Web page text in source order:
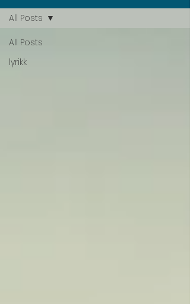
All Posts
lyrikk
All Posts